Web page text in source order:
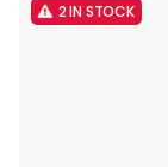
2 IN STOCK